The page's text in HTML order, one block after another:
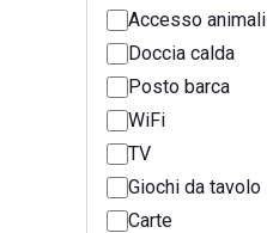
Accesso animali
Doccia calda
Posto barca
WiFi
TV
Giochi da tavolo
Carte